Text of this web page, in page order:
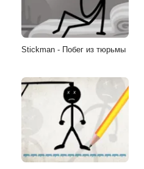
Stickman - Побег из тюрьмы